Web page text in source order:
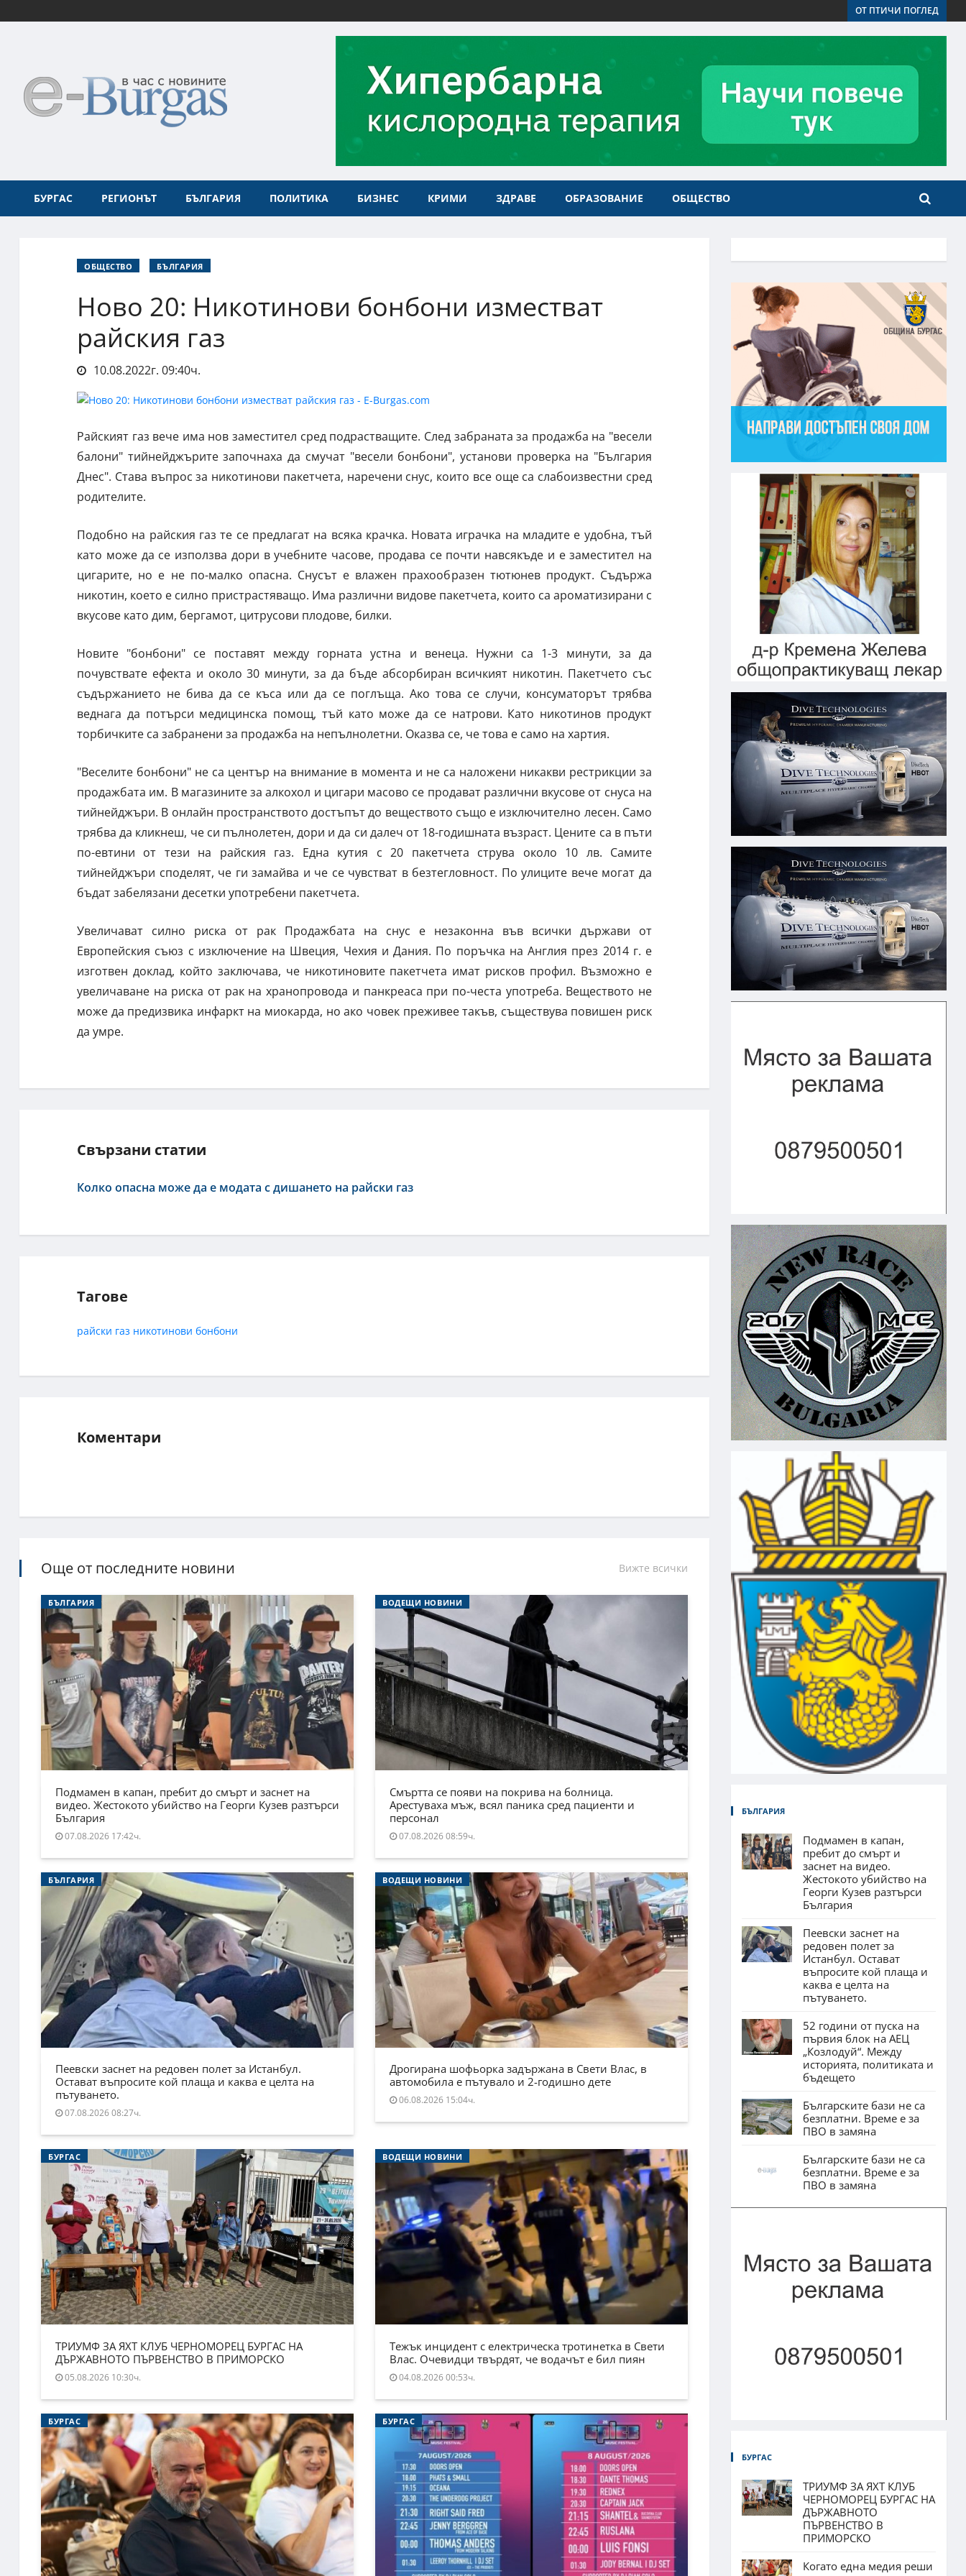
ОТ ПТИЧИ ПОГЛЕД
БУРГАС РЕГИОНЪТ БЪЛГАРИЯ ПОЛИТИКА БИЗНЕС КРИМИ ЗДРАВЕ ОБРАЗОВАНИЕ ОБЩЕСТВО
ОБЩЕСТВО БЪЛГАРИЯ
Ново 20: Никотинови бонбони изместват
райския газ
10.08.2022г. 09:40ч.
Райският газ вече има нов заместител сред подрастващите. След забраната за продажба на "весели
балони" тийнейджърите започнаха да смучат "весели бонбони", установи проверка на "България
Днес". Става въпрос за никотинови пакетчета, наречени снус, които все още са слабоизвестни сред
родителите.
Подобно на райския газ те се предлагат на всяка крачка. Новата играчка на младите е удобна, тъй
като може да се използва дори в учебните часове, продава се почти навсякъде и е заместител на
цигарите, но е не по-малко опасна. Снусът е влажен прахообразен тютюнев продукт. Съдържа
никотин, което е силно пристрастяващо. Има различни видове пакетчета, които са ароматизирани с
вкусове като дим, бергамот, цитрусови плодове, билки.
Новите "бонбони" се поставят между горната устна и венеца. Нужни са 1-3 минути, за да
почувствате ефекта и около 30 минути, за да бъде абсорбиран всичкият никотин. Пакетчето със
съдържанието не бива да се къса или да се поглъща. Ако това се случи, консуматорът трябва
веднага да потърси медицинска помощ, тъй като може да се натрови. Като никотинов продукт
торбичките са забранени за продажба на непълнолетни. Оказва се, че това е само на хартия.
"Веселите бонбони" не са център на внимание в момента и не са наложени никакви рестрикции за
продажбата им. В магазините за алкохол и цигари масово се продават различни вкусове от снуса на
тийнейджъри. В онлайн пространството достъпът до веществото също е изключително лесен. Само
трябва да кликнеш, че си пълнолетен, дори и да си далеч от 18-годишната възраст. Цените са в пъти
по-евтини от тези на райския газ. Една кутия с 20 пакетчета струва около 10 лв. Самите
тийнейджъри споделят, че ги замайва и че се чувстват в безтегловност. По улиците вече могат да
бъдат забелязани десетки употребени пакетчета.
Увеличават силно риска от рак Продажбата на снус е незаконна във всички държави от
Европейския съюз с изключение на Швеция, Чехия и Дания. По поръчка на Англия през 2014 г. е
изготвен доклад, който заключава, че никотиновите пакетчета имат рисков профил. Възможно е
увеличаване на риска от рак на хранопровода и панкреаса при по-честа употреба. Веществото не
може да предизвика инфаркт на миокарда, но ако човек преживее такъв, съществува повишен риск
да умре.
Свързани статии
Колко опасна може да е модата с дишането на райски газ
Тагове
райски газ никотинови бонбони
Коментари
Още от последните новини Вижте всички
БЪЛГАРИЯ
Подмамен в капан, пребит до смърт и заснет на
видео. Жестокото убийство на Георги Кузев разтърси
България
07.08.2026 17:42ч.
ВОДЕЩИ НОВИНИ
Смъртта се появи на покрива на болница.
Арестуваха мъж, всял паника сред пациенти и
персонал
07.08.2026 08:59ч.
БЪЛГАРИЯ
Пеевски заснет на редовен полет за Истанбул.
Остават въпросите кой плаща и каква е целта на
пътуването.
07.08.2026 08:27ч.
ВОДЕЩИ НОВИНИ
Дрогирана шофьорка задържана в Свети Влас, в
автомобила е пътувало и 2-годишно дете
06.08.2026 15:04ч.
БУРГАС
ТРИУМФ ЗА ЯХТ КЛУБ ЧЕРНОМОРЕЦ БУРГАС НА
ДЪРЖАВНОТО ПЪРВЕНСТВО В ПРИМОРСКО
05.08.2026 10:30ч.
ВОДЕЩИ НОВИНИ
Тежък инцидент с електрическа тротинетка в Свети
Влас. Очевидци твърдят, че водачът е бил пиян
04.08.2026 00:53ч.
БУРГАС БУРГАС
БЪЛГАРИЯ
Подмамен в капан,
пребит до смърт и
заснет на видео.
Жестокото убийство на
Георги Кузев разтърси
България
Пеевски заснет на
редовен полет за
Истанбул. Остават
въпросите кой плаща и
каква е целта на
пътуването.
52 години от пуска на
първия блок на АЕЦ
„Козлодуй“. Между
историята, политиката и
бъдещето
Българските бази не са
безплатни. Време е за
ПВО в замяна
Българските бази не са
безплатни. Време е за
ПВО в замяна
БУРГАС
ТРИУМФ ЗА ЯХТ КЛУБ
ЧЕРНОМОРЕЦ БУРГАС НА
ДЪРЖАВНОТО
ПЪРВЕНСТВО В
ПРИМОРСКО
Когато една медия реши